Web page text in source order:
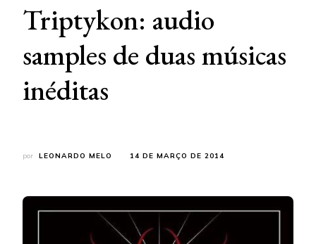
Triptykon: audio
samples de duas músicas
inéditas
por LEONARDO MELO 14 DE MARÇO DE 2014